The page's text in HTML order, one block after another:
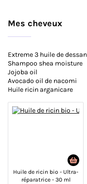
👋 Nouvelle sur la
faire vos premiers pas
ACTUALITÉS
Avis produits
Mes cheveux
Extreme 3 huile de
Shampoo shea moisture
Jojoba oil
Avocado oil de nacomi
Huile ricin arganicare
Huile de ricin bio - Ultra-
réparatrice - 30 ml